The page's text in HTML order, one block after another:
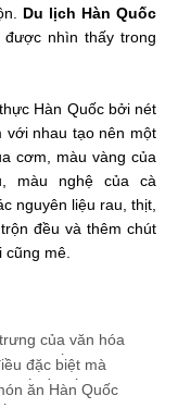
Du lịch Hàn Quốc
nhìn thấy trong
Hàn Quốc bởi nét
với nhau tạo nên một
cơm, màu vàng của
màu nghệ của cà
nguyên liệu rau, thịt,
đều và thêm chút
mê.
của văn hóa
Quốc
đặc biệt mà
biết về đất nước
ăn Hàn Quốc